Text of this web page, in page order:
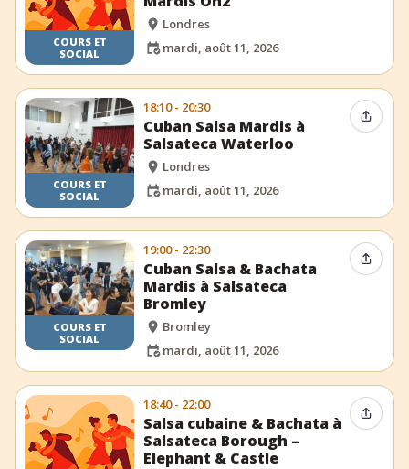
COURS ET
SOCIAL
Londres
mardi, août 11, 2026
COURS ET
SOCIAL
18:10 - 20:30
Cuban Salsa Mardis à
Salsateca Waterloo
Londres
mardi, août 11, 2026
COURS ET
SOCIAL
19:00 - 22:30
Cuban Salsa & Bachata
Mardis à Salsateca
Bromley
Bromley
mardi, août 11, 2026
18:40 - 22:00
Salsa cubaine & Bachata à
Salsateca Borough –
Elephant & Castle